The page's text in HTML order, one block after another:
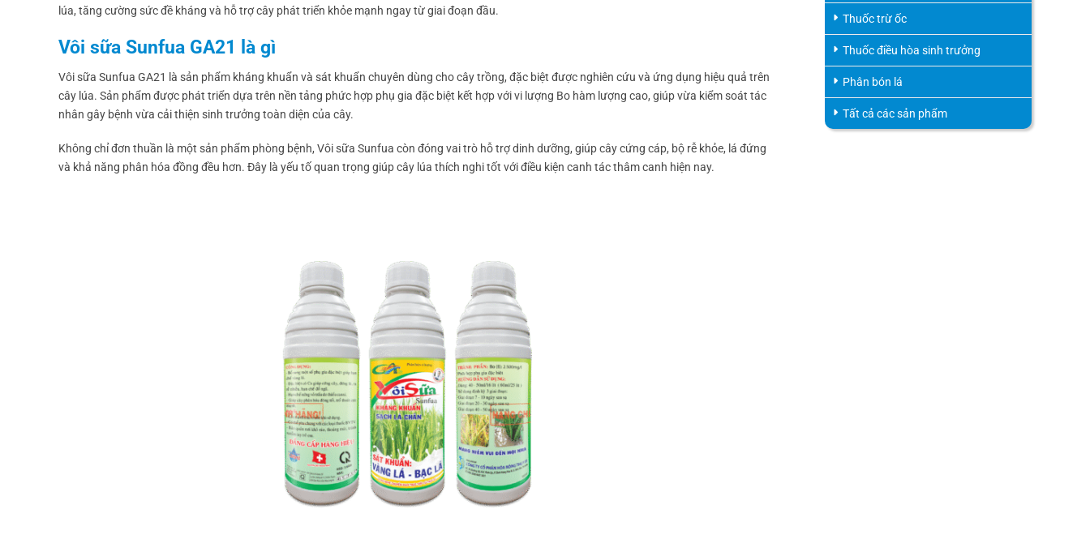
lúa, tăng cường sức đề kháng và hỗ trợ cây phát triển khỏe mạnh ngay từ giai đoạn đầu.
Vôi sữa Sunfua GA21 là gì
Vôi sữa Sunfua GA21 là sản phẩm kháng khuẩn và sát khuẩn chuyên dùng cho cây trồng, đặc biệt được nghiên cứu và ứng dụng hiệu quả trên
cây lúa. Sản phẩm được phát triển dựa trên nền tảng phức hợp phụ gia đặc biệt kết hợp với vi lượng Bo hàm lượng cao, giúp vừa kiểm soát tác
nhân gây bệnh vừa cải thiện sinh trưởng toàn diện của cây.
Không chỉ đơn thuần là một sản phẩm phòng bệnh, Vôi sữa Sunfua còn đóng vai trò hỗ trợ dinh dưỡng, giúp cây cứng cáp, bộ rễ khỏe, lá đứng
và khả năng phân hóa đồng đều hơn. Đây là yếu tố quan trọng giúp cây lúa thích nghi tốt với điều kiện canh tác thâm canh hiện nay.
Thuốc trừ ốc
Thuốc điều hòa sinh trưởng
Phân bón lá
Tất cả các sản phẩm